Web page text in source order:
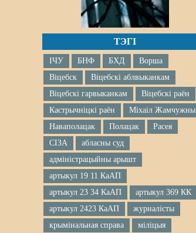
ТЭГІ
ІЧУ БНФ БХД
Ворша
Віцебск
Віцебскі аблвыканкам
Віцебскі гарвыканкам
Віцебскі раён
Кастрычніцкі раён
Міхаіл Жамчужны
Наваполацак
Полацак
Расея
СІЗА
абласны суд
адміністрацыйны арышт
артыкул 19 11 КаАП
артыкул 23 34 КаАП
артыкул 369 КК
артыкул 2423 КаАП
журналісты
крымінальная справа
міліцыя